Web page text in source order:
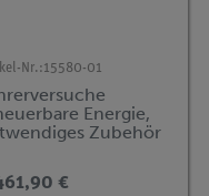
Nr.:15580-01
Energie,
Zubehör
BS
€